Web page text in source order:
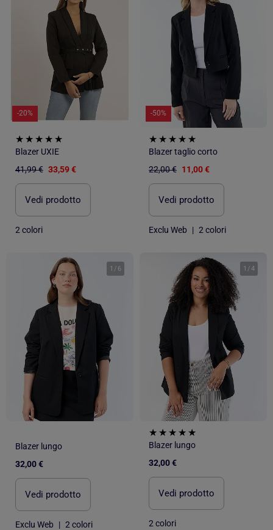
-20%
Blazer UXIE
41,99 € 33,59 €
Vedi prodotto
2 colori
-50%
Blazer taglio corto
22,00 € 11,00 €
Vedi prodotto
Exclu Web | 2 colori
1 / 6
Blazer lungo
32,00 €
Vedi prodotto
Exclu Web | 2 colori
1 /4
Blazer lungo
32,00 €
Vedi prodotto
2 colori